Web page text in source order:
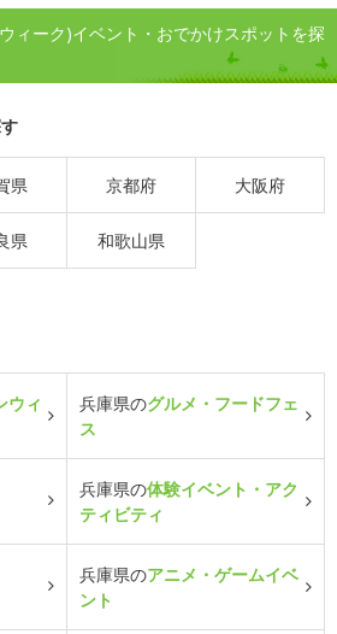
ィーク)イベント・おでかけスポットを探
県 京都府 大阪府
県 和歌山県
ウィ
兵庫県のグルメ・フードフェ
ス
兵庫県の体験イベント・アク
ティビティ
兵庫県のアニメ・ゲームイベ
ント